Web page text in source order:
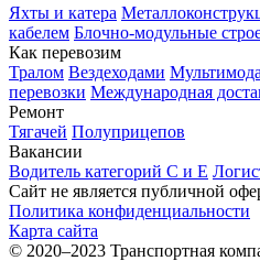
Яхты и катера
кабелем Блочно-модульные
Как перевозим
Тралом Вездеходами
перевозки Международная
Ремонт
Тягачей Полуприцепов
Вакансии
Водитель категорий С и Е
Сайт не является публичной
Политика конфиденциальности
Карта сайта
© 2020–2023 Транспортная